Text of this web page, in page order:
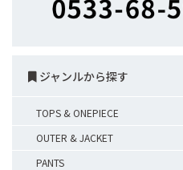
ジャンルから探す
TOPS & ONEPIECE
OUTER & JACKET
PANTS